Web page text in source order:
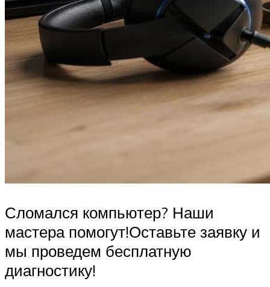
Сломался компьютер? Наши
мастера помогут!Оставьте заявку и
мы проведем бесплатную
диагностику!